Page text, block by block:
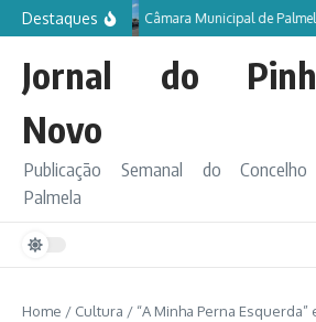
Ir para o conteúdo
Destaques Câmara Municipal de
Jornal do
Novo
Publicação Semanal do
Palmela
Home / Cultura / “A Minha Perna Esquerda”